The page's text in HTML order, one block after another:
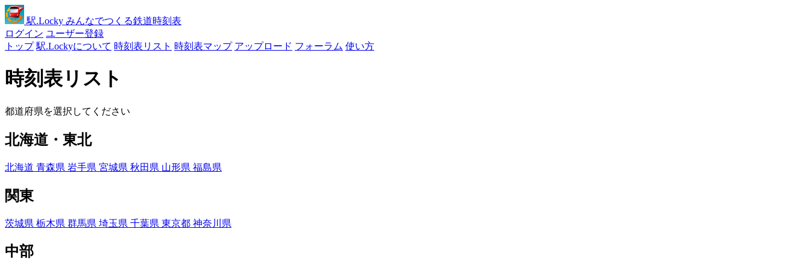
駅.Locky みんなでつくる鉄道時刻表
ログイン ユーザー登録
トップ 駅.Lockyについて 時刻表リスト 時刻表マップ アップロード フォーラム 使い方
時刻表リスト
都道府県を選択してください
北海道・東北
北海道 青森県 岩手県 宮城県 秋田県 山形県 福島県
関東
茨城県 栃木県 群馬県 埼玉県 千葉県 東京都 神奈川県
中部